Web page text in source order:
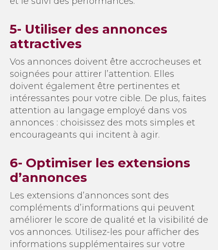
5- Utiliser des annonces
attractives
Vos annonces doivent être accrocheuses et
soignées pour attirer l’attention. Elles
doivent également être pertinentes et
intéressantes pour votre cible. De plus, faites
attention au langage employé dans vos
annonces : choisissez des mots simples et
encourageants qui incitent à agir.
6- Optimiser les extensions
d’annonces
Les extensions d’annonces sont des
compléments d’informations qui peuvent
améliorer le score de qualité et la visibilité de
vos annonces. Utilisez-les pour afficher des
informations supplémentaires sur votre